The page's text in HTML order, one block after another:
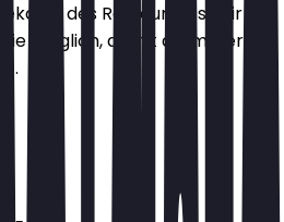
des Restaurants. Wir
möglich, damit du immer